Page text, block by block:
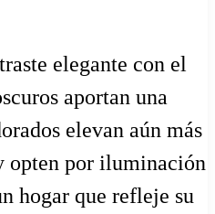
elegante con el
aportan una
elevan aún más
opten por iluminación
hogar que refleje su